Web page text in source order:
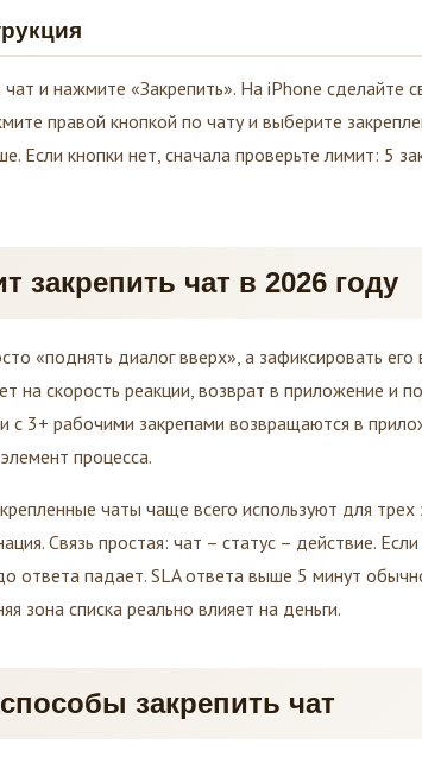
и нажмите «Закрепить». На iPhone сделайте
правой кнопкой по чату и выберите
Если кнопки нет, сначала проверьте лимит: 5
закрепить чат в 2026 году
«поднять диалог вверх», а зафиксировать
на скорость реакции, возврат в приложение и
с 3+ рабочими закрепами возвращаются в
процесса.
чаты чаще всего используют для
Связь простая: чат – статус – действие.
до ответа падает. SLA ответа выше 5 минут
зона списка реально влияет на деньги.
закрепить чат